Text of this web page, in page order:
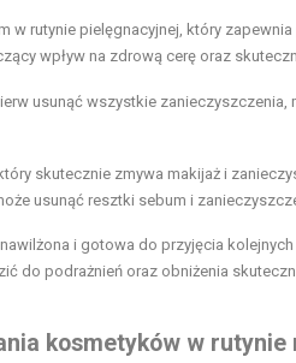
w rutynie pielęgnacyjnej, który
wpływ na zdrową cerę oraz
usunąć wszystkie zanieczyszczenia,
skutecznie zmywa makijaż i
usunąć resztki sebum i
i gotowa do przyjęcia
do podrażnień oraz obniżenia
kosmetyków w rutynie